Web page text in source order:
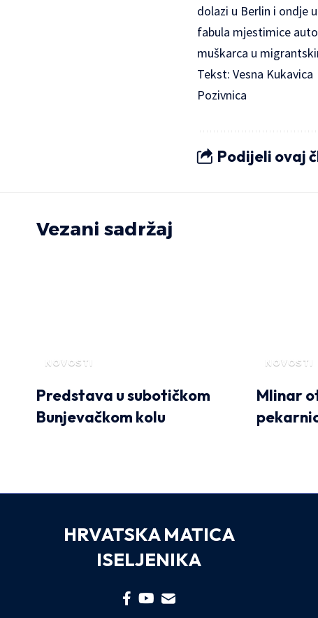
dolazi u Berlin i ondje
fabula mjestimice
muškarca u
Tekst: Vesna Kukavica
Pozivnica
Podijeli ovaj
Vezani sadržaj
NOVOSTI
Predstava u subotičkom
Bunjevačkom kolu
NOVOSTI
Mlinar
HRVATSKA MATICA
ISELJENIKA